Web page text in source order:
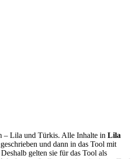
– Lila und Türkis. Alle Inhalte in Lila
und dann in das Tool mit
gelten sie für das Tool als